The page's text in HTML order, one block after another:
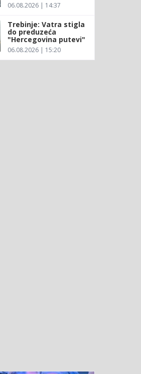
06.08.2026 | 14:37
Trebinje: Vatra stigla
do preduzeća
"Hercegovina putevi"
06.08.2026 | 15:20